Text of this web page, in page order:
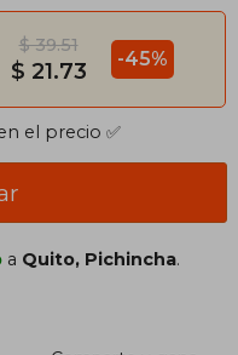
$ 39.51
$ 21.73 -45%
el precio ✅
a Quito, Pichincha.